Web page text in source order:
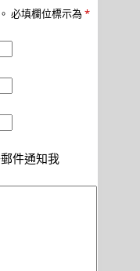
必填欄位標示為 *
件通知我